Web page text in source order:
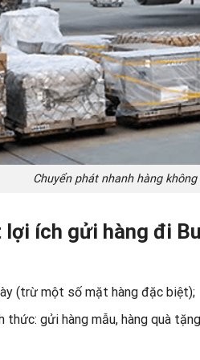
Chuyển phát nhanh hàng không
ích gửi hàng đi
(trừ một số mặt hàng đặc biệt);
thức: gửi hàng mẫu, hàng quà